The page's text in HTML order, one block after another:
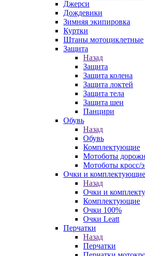
Джерси
Дождевики
Зимняя экипировка
Куртки
Штаны мотоциклетные
Защита
Назад
Защита
Защита колена
Защита локтей
Защита тела
Защита шеи
Панцири
Обувь
Назад
Обувь
Комплектующие
Мотоботы
Мотоботы кросс/
Очки и комплектующие
Назад
Очки и
Комплектующие
Очки 100%
Очки Leatt
Перчатки
Назад
Перчатки